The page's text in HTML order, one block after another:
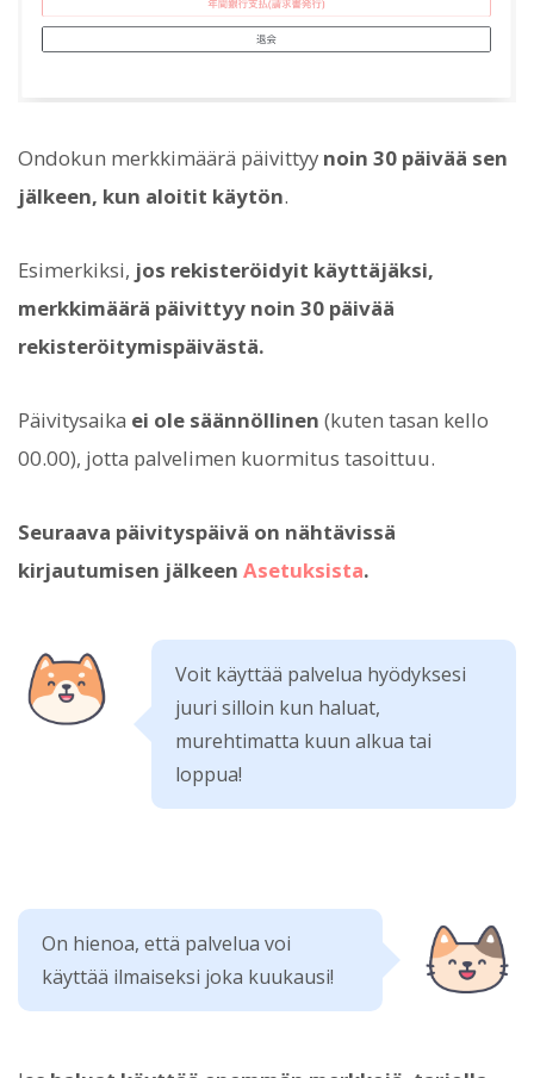
Ondokun merkkimäärä päivittyy noin 30 päivää sen
jälkeen, kun aloitit käytön.
Esimerkiksi, jos rekisteröidyit käyttäjäksi,
merkkimäärä päivittyy noin 30 päivää
rekisteröitymispäivästä.
Päivitysaika ei ole säännöllinen (kuten tasan kello
00.00), jotta palvelimen kuormitus tasoittuu.
Seuraava päivityspäivä on nähtävissä
kirjautumisen jälkeen Asetuksista.
Voit käyttää palvelua hyödyksesi
juuri silloin kun haluat,
murehtimatta kuun alkua tai
loppua!
On hienoa, että palvelua voi
käyttää ilmaiseksi joka kuukausi!